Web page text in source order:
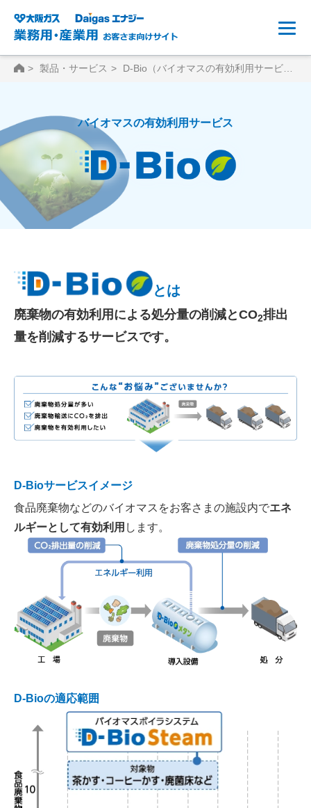
HOME製品・サービス D-Bio（バイオマスの有効利用サービス）
バイオマスの有効利用サービス
とは
廃棄物の有効利用による処分量の削減とCO2排出
量を削減するサービスです。
D-Bioサービスイメージ
食品廃棄物などのバイオマスをお客さまの施設内でエネ
ルギーとして有効利用 します。
D-Bioの適応範囲